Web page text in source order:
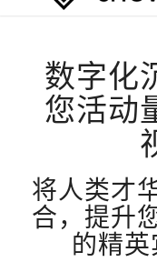
数字化
您活动
将人类才
合，提升
的精英